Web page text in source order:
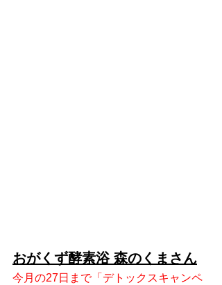
おがくず酵素浴 森のくまさん
今月の27日まで「デトックスキャンペ